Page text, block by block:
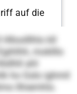
Hlloolllhlo kll
moklllo
ahl
ho Gslo ighmil
llhiemhlo.